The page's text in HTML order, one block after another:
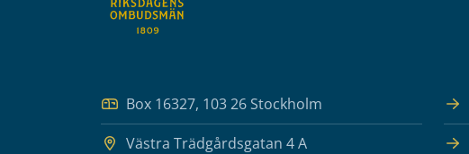
Box 16327, 103 26 Stockholm
Västra Trädgårdsgatan 4 A